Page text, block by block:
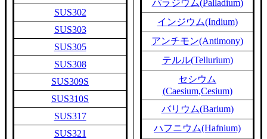
SUS302
SUS303
SUS305
SUS308
SUS309S
SUS310S
SUS317
SUS321
パラジウム(Palladium)
インジウム(Indium)
アンチモン(Antimony)
テルル(Tellurium)
セシウム
(Caesium,Cesium)
バリウム(Barium)
ハフニウム(Hafnium)